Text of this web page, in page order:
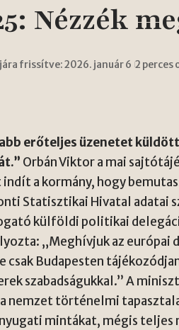
Nézzék
frissítve: 2026. január 6 2 perces
erőteljes üzenetet küldött
Orbán Viktor a mai
a kormány, hogy
Statisztikai Hivatal adatai
külföldi politikai
„Meghívjuk az európai
csak Budapesten
szabadságukkal.” A
nemzet történelmi
mintákat, mégis teljes